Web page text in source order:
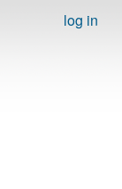
log in